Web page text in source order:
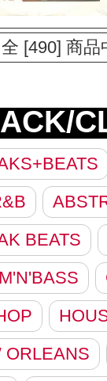
全 [490] 商
BEATS
ORLEANS